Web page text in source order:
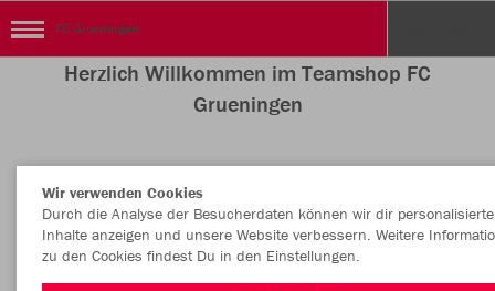
FC Grueningen
Herzlich Willkommen im Teamshop FC
Grueningen
Nachhaltig Farbe
Wir verwenden Cookies
Durch die Analyse der Besucherdaten können wir dir personalisierte
Inhalte anzeigen und unsere Website verbessern. Weitere
zu den Cookies findest Du in den Einstellungen.